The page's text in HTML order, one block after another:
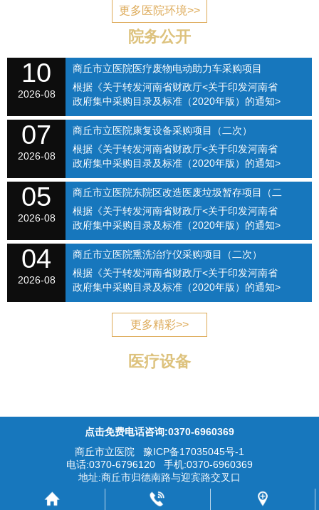
更多医院环境>>
院务公开
10
2026-08
商丘市立医院医疗废物电动助力车采购项目
（SQSLYY2026-082）
根据《关于转发河南省财政厅<关于印发河南省
政府集中采购目录及标准（2020年版）的通知>
的通知》（商财购〔2020〕1号）和《商丘市立
医院关于修订招标采购流程的通知》（商立院字
【2021】...
07
2026-08
商丘市立医院康复设备采购项目（二次）
SQSLYY2026-074
根据《关于转发河南省财政厅<关于印发河南省
政府集中采购目录及标准（2020年版）的通知>
的通知》（商财购〔2020〕1号）和《商丘市立
医院关于修订招标采购流程的通知》（商立院字
【2021】...
05
2026-08
商丘市立医院东院区改造医废垃圾暂存项目（二
次）（SQSLYY2026-075）
根据《关于转发河南省财政厅<关于印发河南省
政府集中采购目录及标准（2020年版）的通知>
的通知》（商财购〔2020〕1号）和《商丘市立
医院关于修订招标采购流程的通知》（商立院字
【2021】...
04
2026-08
商丘市立医院熏洗治疗仪采购项目（二次）
（SQSLYY2026-076）
根据《关于转发河南省财政厅<关于印发河南省
政府集中采购目录及标准（2020年版）的通知>
的通知》（商财购〔2020〕1号）和《商丘市立
医院关于修订招标采购流程的通知》（商立院字
更多精彩>>
医疗设备
点击免费电话咨询:0370-6960369
商丘市立医院 豫ICP备17035045号-1
电话:0370-6796120 手机:0370-6960369
地址:商丘市归德南路与迎宾路交叉口